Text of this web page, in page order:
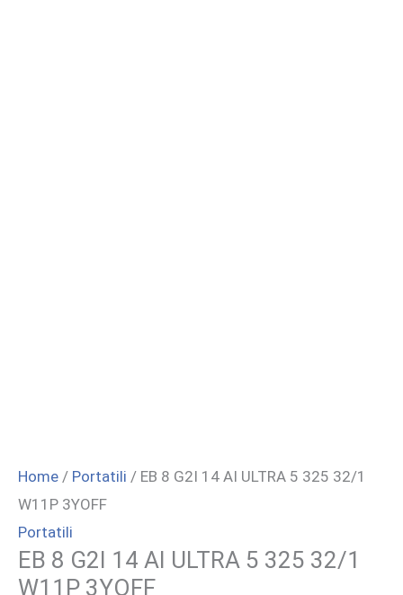
Home / Portatili / EB 8 G2I 14 AI ULTRA 5 325 32/1
W11P 3YOFF
Portatili
EB 8 G2I 14 AI ULTRA 5 325 32/1
W11P 3YOFF